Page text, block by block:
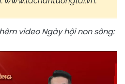
video Ngày hội non sông: